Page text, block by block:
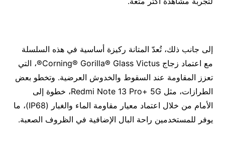
إلى جانب ذلك، تُعدّ المتانة ركيزة أساسية في هذه السلسلة
مع اعتماد زجاج Corning® Gorilla® Glass Victus®، التي
تعزز المقاومة عند السقوط والخدوش العرضية. وتخطو بعض
الطرازات، مثل Redmi Note 13 Pro+ 5G، خطوة إلى
الأمام من خلال اعتماد معيار مقاومة الماء والغبار (IP68)، ما
يوفر للمستخدمين راحة البال الإضافية في الظروف الصعبة.